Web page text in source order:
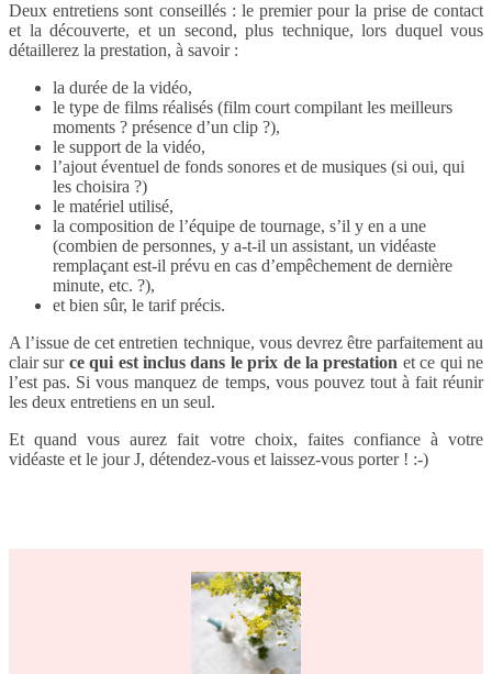
Deux entretiens sont conseillés : le premier pour la prise de contact
et la découverte, et un second, plus technique, lors duquel vous
détaillerez la prestation, à savoir :
la durée de la vidéo,
le type de films réalisés (film court compilant les meilleurs
moments ? présence d’un clip ?),
le support de la vidéo,
l’ajout éventuel de fonds sonores et de musiques (si oui, qui
les choisira ?)
le matériel utilisé,
la composition de l’équipe de tournage, s’il y en a une
(combien de personnes, y a-t-il un assistant, un vidéaste
remplaçant est-il prévu en cas d’empêchement de dernière
minute, etc. ?),
et bien sûr, le tarif précis.
A l’issue de cet entretien technique, vous devrez être parfaitement au
clair sur ce qui est inclus dans le prix de la prestation et ce qui ne
l’est pas. Si vous manquez de temps, vous pouvez tout à fait réunir
les deux entretiens en un seul.
Et quand vous aurez fait votre choix, faites confiance à votre
vidéaste et le jour J, détendez-vous et laissez-vous porter ! :-)